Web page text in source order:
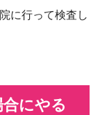
に行って検査し
にやる